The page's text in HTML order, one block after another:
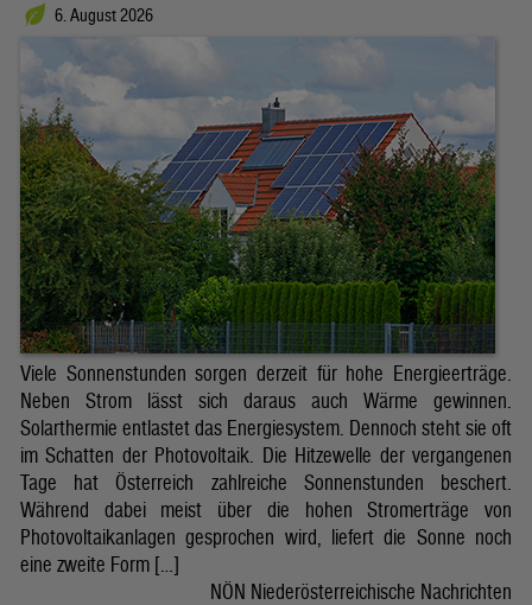
6. August 2026
Viele Sonnenstunden sorgen derzeit für hohe Energieerträge.
Neben Strom lässt sich daraus auch Wärme gewinnen.
Solarthermie entlastet das Energiesystem. Dennoch steht sie oft
im Schatten der Photovoltaik. Die Hitzewelle der vergangenen
Tage hat Österreich zahlreiche Sonnenstunden beschert.
Während dabei meist über die hohen Stromerträge von
Photovoltaikanlagen gesprochen wird, liefert die Sonne noch
eine zweite Form […]
NÖN Niederösterreichische Nachrichten